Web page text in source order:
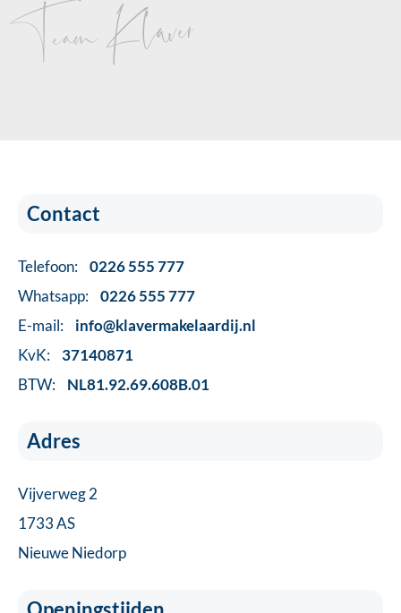
Team Klaver
Contact
Telefoon:
0226 555 777
Whatsapp:
0226 555 777
E-mail:
info@klavermakelaardij.nl
KvK:
37140871
BTW:
NL81.92.69.608B.01
Adres
Vijverweg 2
1733 AS
Nieuwe Niedorp